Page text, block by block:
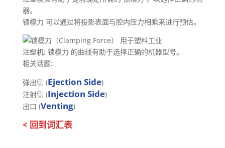
器。
锁模力 可以通过将投影表面与腔内压力相乘来进行预估。
注塑机: 锁模力 的曲线有助于选择正确的机器型号。
相关话题:
弹出侧 (Ejection Side)
注射侧 (Injection Side)
出口 (Venting)
< 回到词汇表